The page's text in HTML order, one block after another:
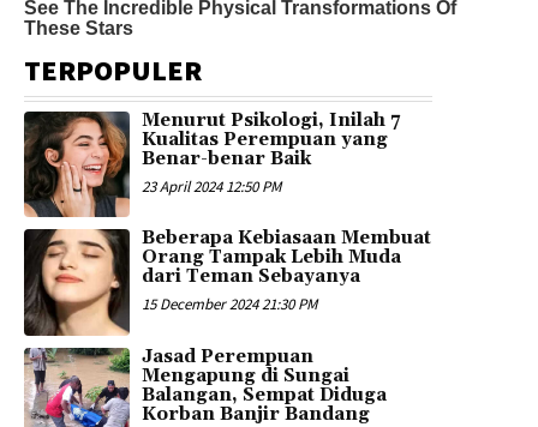
TERPOPULER
Menurut Psikologi, Inilah 7
Kualitas Perempuan yang
Benar-benar Baik
23 April 2024 12:50 PM
Beberapa Kebiasaan Membuat
Orang Tampak Lebih Muda
dari Teman Sebayanya
15 December 2024 21:30 PM
Jasad Perempuan
Mengapung di Sungai
Balangan, Sempat Diduga
Korban Banjir Bandang